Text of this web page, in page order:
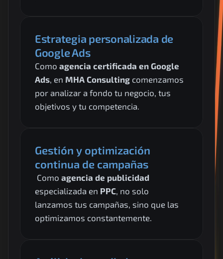
Estrategia personalizada de
Google Ads
Como agencia certificada en Google
Ads, en MHA Consulting comenzamos
por analizar a fondo tu negocio, tus
objetivos y tu competencia.
Gestión y optimización
continua de campañas
Como agencia de publicidad
especializada en PPC, no solo
lanzamos tus campañas, sino que las
optimizamos constantemente.